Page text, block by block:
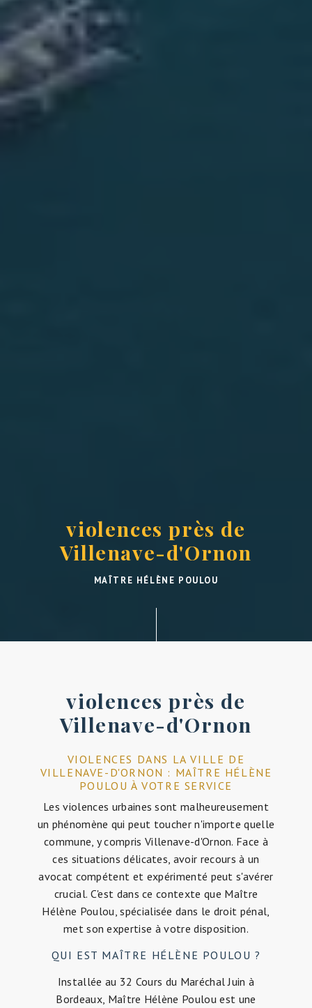
violences près de
Villenave-d'Ornon
MAÎTRE HÉLÈNE POULOU
violences près de
Villenave-d'Ornon
VIOLENCES DANS LA VILLE DE
VILLENAVE-D'ORNON : MAÎTRE HÉLÈNE
POULOU À VOTRE SERVICE
Les violences urbaines sont malheureusement
un phénomène qui peut toucher n'importe quelle
commune, y compris Villenave-d'Ornon. Face à
ces situations délicates, avoir recours à un
avocat compétent et expérimenté peut s'avérer
crucial. C'est dans ce contexte que Maître
Hélène Poulou, spécialisée dans le droit pénal,
met son expertise à votre disposition.
QUI EST MAÎTRE HÉLÈNE POULOU ?
Installée au 32 Cours du Maréchal Juin à
Bordeaux, Maître Hélène Poulou est une